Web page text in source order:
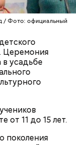
/ Фото: официальный
Церемония
усадьбе
от 11 до 15 лет.
поколения
множество
от
Так же
выложить